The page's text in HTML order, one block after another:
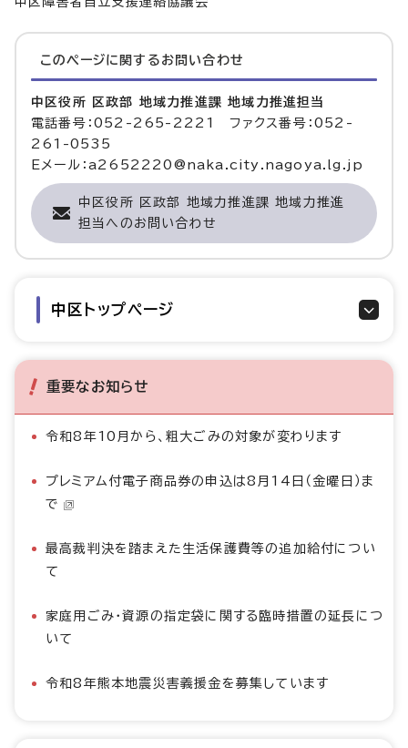
このページに関する お問い合わせ
中区役所 区政部 地域力推進課 地域力推進担当
電話番号：052-265-2221 ファクス番号：052-
261-0535
Eメール：a2652220@naka.city.nagoya.lg.jp
中区役所 区政部 地域力推進課 地域力推進
担当へのお問い合わせ
中区トップページ
重要なお知らせ
令和8年10月から、粗大ごみの対象が変わります
プレミアム付電子商品券の申込は8月14日（金曜日）ま
で
最高裁判決を踏まえた生活保護費等の追加給付につい
て
家庭用ごみ・資源の指定袋に関する臨時措置の延長につ
いて
令和8年熊本地震災害義援金を募集しています